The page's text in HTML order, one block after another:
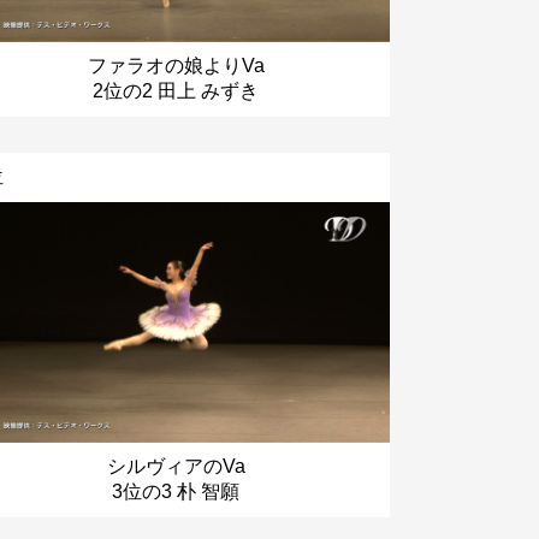
ファラオの娘よりVa
2位の2 田上 みずき
シルヴィアのVa
3位の3 朴 智願